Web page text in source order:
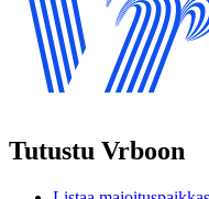
Tutustu Vrboon